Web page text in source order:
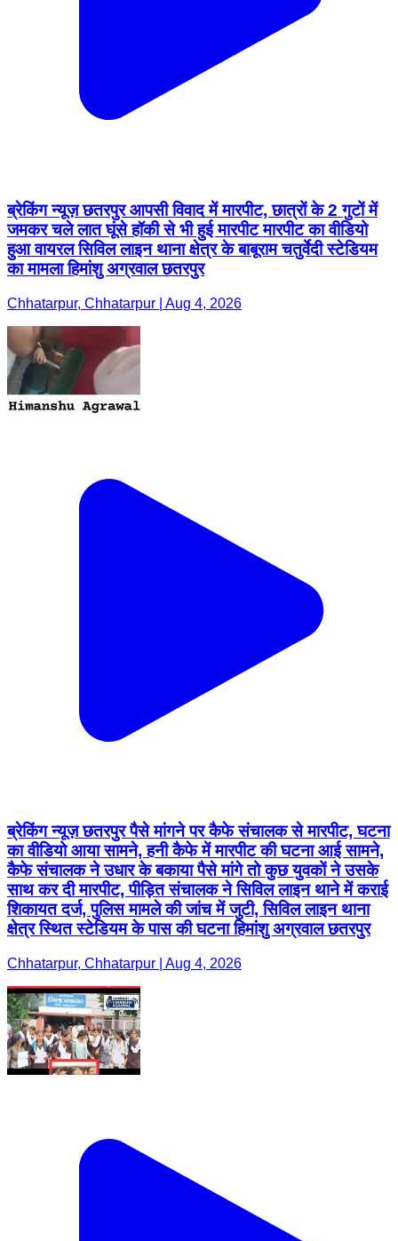
ब्रेकिंग न्यूज़ छतरपुर आपसी विवाद में मारपीट, छात्रों के 2 गुटों में
जमकर चले लात घूंसे हॉकी से भी हुई मारपीट मारपीट का वीडियो
हुआ वायरल सिविल लाइन थाना क्षेत्र के बाबूराम चतुर्वेदी स्टेडियम
का मामला हिमांशु अग्रवाल छतरपुर
Chhatarpur, Chhatarpur | Aug 4, 2026
ब्रेकिंग न्यूज़ छतरपुर पैसे मांगने पर कैफे संचालक से मारपीट, घटना
का वीडियो आया सामने, हनी कैफे में मारपीट की घटना आई सामने,
कैफे संचालक ने उधार के बकाया पैसे मांगे तो कुछ युवकों ने उसके
साथ कर दी मारपीट, पीड़ित संचालक ने सिविल लाइन थाने में कराई
शिकायत दर्ज, पुलिस मामले की जांच में जुटी, सिविल लाइन थाना
क्षेत्र स्थित स्टेडियम के पास की घटना हिमांशु अग्रवाल छतरपुर
Chhatarpur, Chhatarpur | Aug 4, 2026